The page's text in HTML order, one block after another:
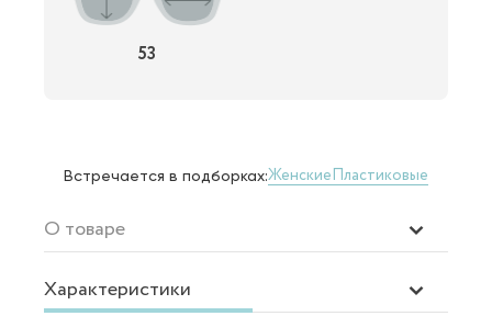
53
Встречается в подборках:ЖенскиеПластиковые
О товаре
Характеристики